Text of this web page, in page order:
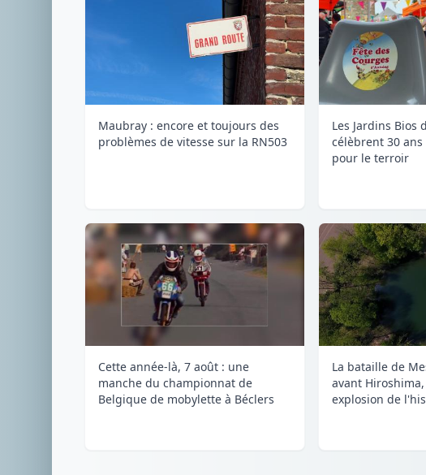
Maubray : encore et toujours des
problèmes de vitesse sur la RN503
Les Jardins Bios
célèbrent 30
pour le terroir
Cette année-là, 7 août : une
manche du championnat de
Belgique de mobylette à Béclers
La bataille de
avant
explosion de